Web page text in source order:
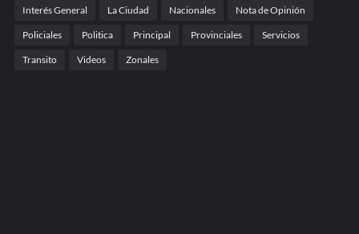
Interés General La Ciudad Nacionales Nota de Opinión
Policiales Politica Principal Provinciales Servicios
Transito Videos Zonales